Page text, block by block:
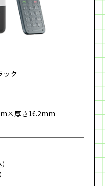
ック
厚さ16.2mm